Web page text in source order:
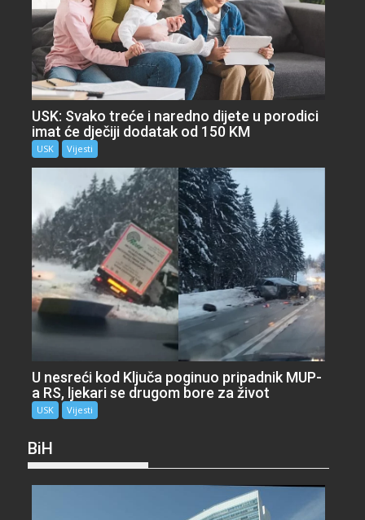
USK: Svako treće i naredno dijete u porodici
imat će dječiji dodatak od 150 KM
USK Vijesti
U nesreći kod Ključa poginuo pripadnik MUP-
a RS, ljekari se drugom bore za život
USK Vijesti
BiH